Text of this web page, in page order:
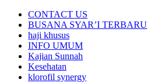
CONTACT US
BUSANA SYAR’I TERBARU
haji khusus
INFO UMUM
Kajian Sunnah
Kesehatan
klorofil synergy